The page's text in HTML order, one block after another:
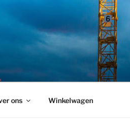
ons Winkelwagen